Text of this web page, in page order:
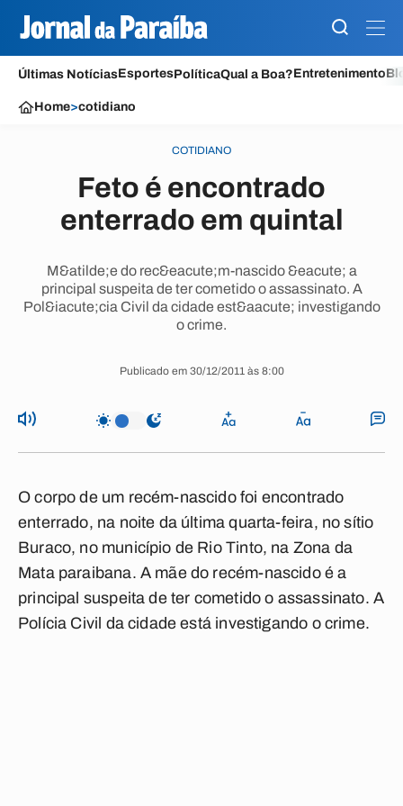
Últimas NotíciasEsportesPolíticaQual a Boa?Entretenimento
Home>cotidiano
COTIDIANO
Feto é encontrado
enterrado em quintal
M&atilde;e do rec&eacute;m-nascido &eacute; a
principal suspeita de ter cometido o assassinato. A
Pol&iacute;cia Civil da cidade est&aacute; investigando
o crime.
Publicado em 30/12/2011 às 8:00
O corpo de um recém-nascido foi encontrado
enterrado, na noite da última quarta-feira, no sítio
Buraco, no município de Rio Tinto, na Zona da
Mata paraibana. A mãe do recém-nascido é a
principal suspeita de ter cometido o assassinato. A
Polícia Civil da cidade está investigando o crime.